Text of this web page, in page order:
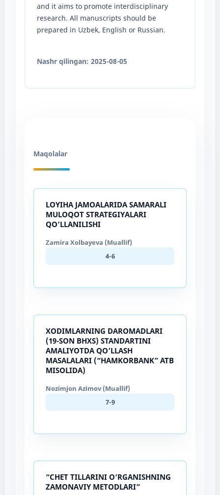
and it aims to promote interdisciplinary
research. All manuscripts should be
prepared in Uzbek, English or Russian.
Nashr qilingan: 2025-08-05
Maqolalar
LOYIHA JAMOALARIDA SAMARALI
MULOQOT STRATEGIYALARI
QO’LLANILISHI
Zamira Xolbayeva (Muallif)
4-6
XODIMLARNING DAROMADLARI
(19-SON BHXS) STANDARTINI
AMALIYOTDA QO’LLASH
MASALALARI (“HAMKORBANK” ATB
MISOLIDA)
Nozimjon Azimov (Muallif)
7-9
“CHET TILLARINI O‘RGANISHNING
ZAMONAVIY METODLARI”